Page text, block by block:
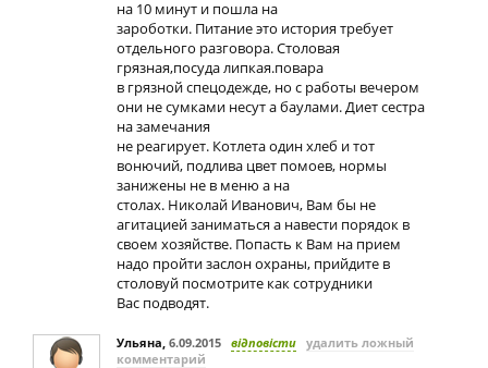
на 10 минут и пошла на
зароботки. Питание это история требует
отдельного разговора. Столовая
грязная,посуда липкая.повара
в грязной спецодежде, но с работы вечером
они не сумками несут а баулами. Диет сестра
на замечания
не реагирует. Котлета один хлеб и тот
вонючий, подлива цвет помоев, нормы
занижены не в меню а на
столах. Николай Иванович, Вам бы не
агитацией заниматься а навести порядок в
своем хозяйстве. Попасть к Вам на прием
надо пройти заслон охраны, прийдите в
столовуй посмотрите как сотрудники
Вас подводят.
Ульяна, 6.09.2015 відповісти удалить ложный
комментарий